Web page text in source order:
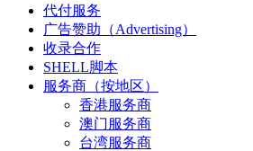
代付服务
广告赞助（Advertising）
收录合作
SHELL脚本
服务商（按地区）
香港服务商
澳门服务商
台湾服务商